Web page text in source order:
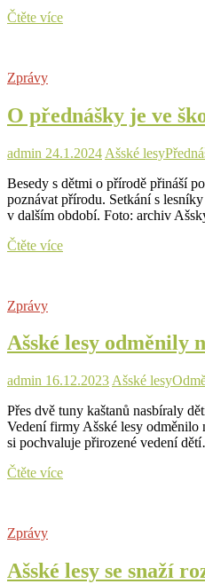
Čtěte víceNa
areálu
na
Háj
lyžařské
kurzy.
Zájem
je
Zprávy
O přednášky je ve
admin 24.1.2024 Ašské lesy
Besedy s dětmi o přírodě přináší
poznávat přírodu. Setkání s
v dalším období. Foto: archiv
Čtěte víceO
zájem
Zprávy
Ašské lesy odměnily
admin 16.12.2023 Ašské lesy
Přes dvě tuny kaštanů nasbíraly
Vedení firmy Ašské lesy odměnilo
si pochvaluje přirozené vedení
Čtěte víceAšské
Zprávy
Ašské lesy se snaží